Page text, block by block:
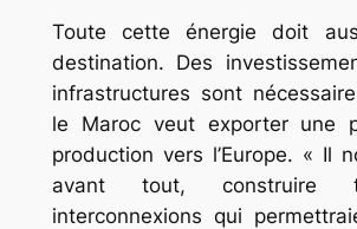
Toute cette énergie doit
destination. Des
infrastructures sont
le Maroc veut exporter une
production vers l’Europe. « Il
avant tout, construire
interconnexions qui